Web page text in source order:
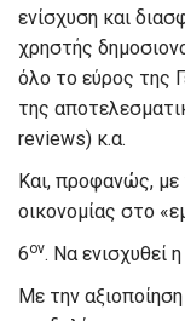
ενίσχυση και
χρηστής
όλο το εύρος της
της
reviews) κ.α.
Και, προφανώς, με
οικονομίας στο
6ον. Να ενισχυθεί
Με την